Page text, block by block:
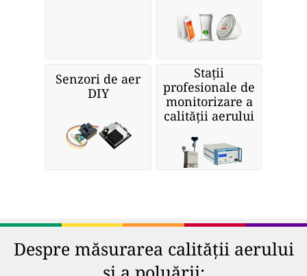
Senzori de aer
DIY
Stații
profesionale de
monitorizare a
calității aerului
Despre măsurarea calității aerului